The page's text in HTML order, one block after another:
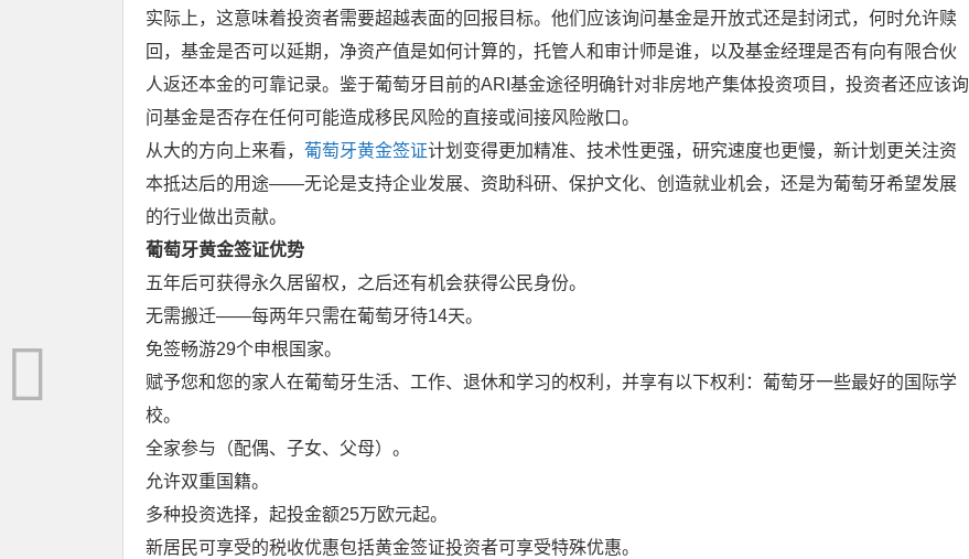
实际上，这意味着投资者需要超越表面的回报目标。他们应该询问基金是开放式还是封闭式，何时允许赎
回，基金是否可以延期，净资产值是如何计算的，托管人和审计师是谁，以及基金经理是否有向有限合伙
人返还本金的可靠记录。鉴于葡萄牙目前的ARI基金途径明确针对非房地产集体投资项目，投资者还应该询
问基金是否存在任何可能造成移民风险的直接或间接风险敞口。
从大的方向上来看， 葡萄牙黄金签证计划变得更加精准、技术性更强，研究速度也更慢，新计划更关注资
本抵达后的用途——无论是支持企业发展、资助科研、保护文化、创造就业机会，还是为葡萄牙希望发展
的行业做出贡献。
葡萄牙黄金签证优势
五年后可获得永久居留权，之后还有机会获得公民身份。
无需搬迁——每两年只需在葡萄牙待14天。
免签畅游29个申根国家。
赋予您和您的家人在葡萄牙生活、工作、退休和学习的权利，并享有以下权利：葡萄牙一些最好的国际学
校。
全家参与（配偶、子女、父母）。
允许双重国籍。
多种投资选择，起投金额25万欧元起。
新居民可享受的税收优惠包括黄金签证投资者可享受特殊优惠。